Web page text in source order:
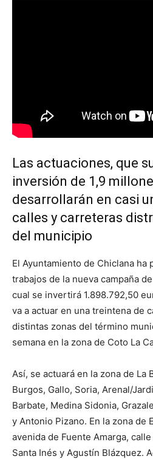
Las actuaciones, que
inversión de 1,9
desarrollarán en casi
calles y carreteras
del municipio
El Ayuntamiento de Chiclana ha
trabajos de la nueva campaña
cual se invertirá 1.898.792,50
va a actuar en una treintena de
distintas zonas del término
semana en la zona de Coto La
Así, se actuará en la zona de La
Burgos, Gallo, Soria, Arenal/
Barbate, Medina Sidonia,
y Antonio Pizano. En la zona de
avenida de Fuente Amarga,
Santa Inés y Agustín Blázquez.